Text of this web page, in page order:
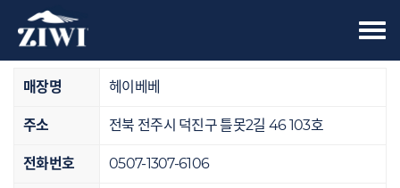
오프라인 매장
매장명 헤이베베
주소 전북 전주시 덕진구 틀못2길 46 103호
전화번호 0507-1307-6106